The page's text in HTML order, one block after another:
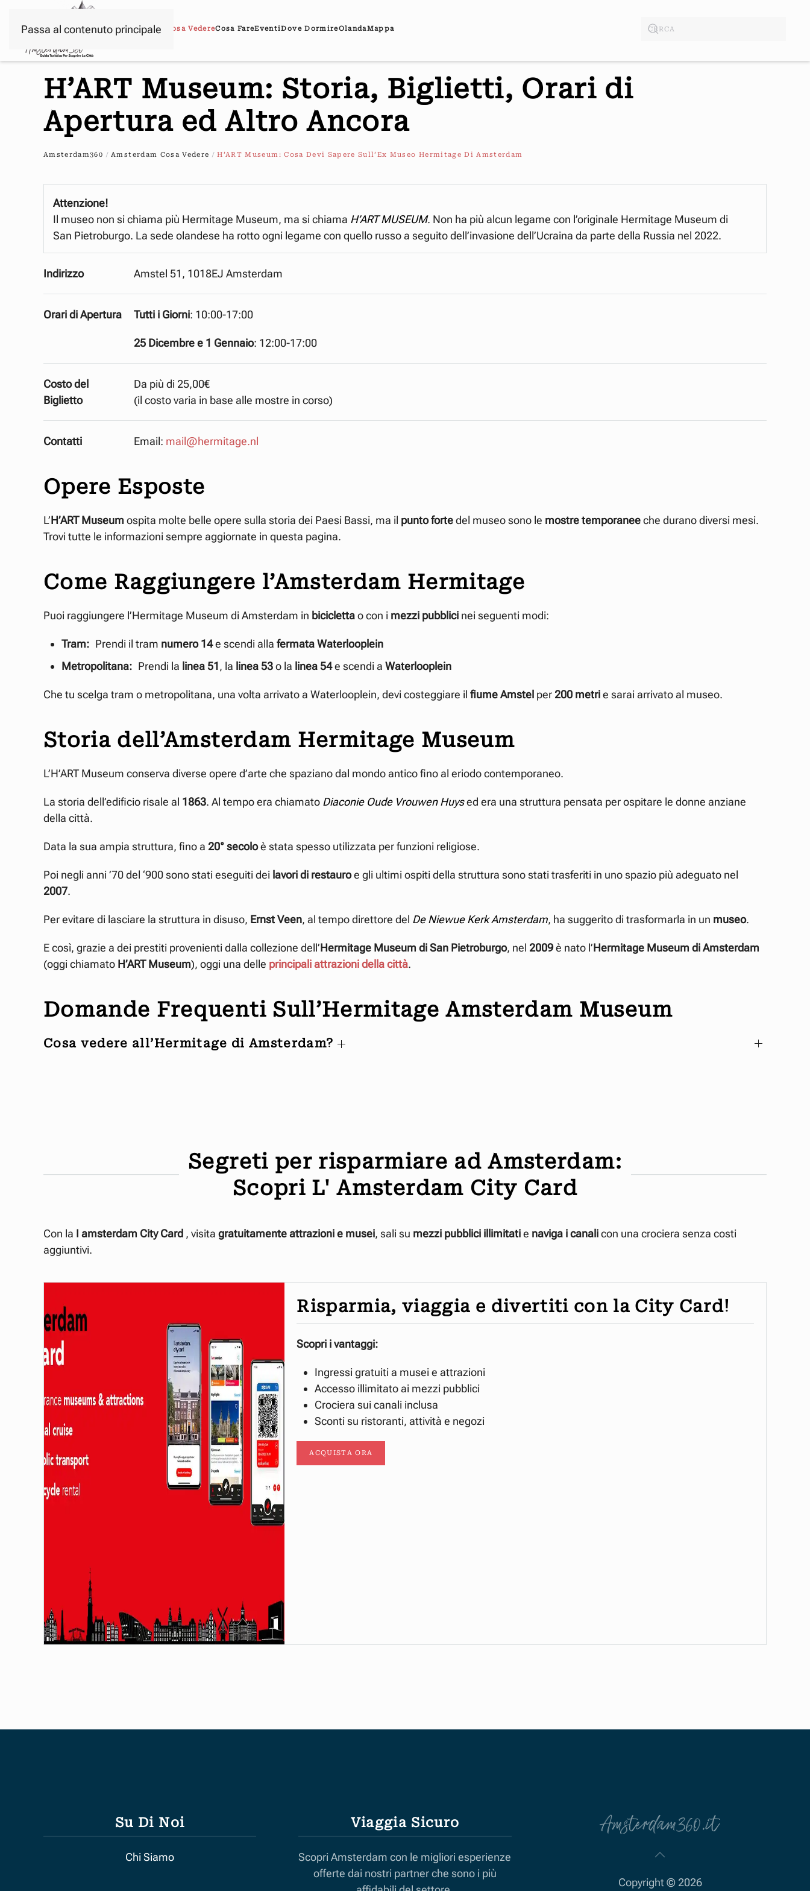
Passa al contenuto principale
HomeAmsterdam Cosa VedereCosa FareEventiDove DormireOlandaMappa
H’ART Museum: Storia, Biglietti, Orari di
Apertura ed Altro Ancora
Amsterdam360 Amsterdam Cosa Vedere H’ART Museum: Cosa Devi Sapere Sull’Ex Museo Hermitage Di Amsterdam
Attenzione!
Il museo non si chiama più Hermitage Museum, ma si chiama H’ART MUSEUM. Non ha più alcun legame con l’originale Hermitage Museum di
San Pietroburgo. La sede olandese ha rotto ogni legame con quello russo a seguito dell’invasione dell’Ucraina da parte della Russia nel 2022.
Indirizzo Amstel 51, 1018EJ Amsterdam
Orari di Apertura Tutti i Giorni: 10:00-17:00
25 Dicembre e 1 Gennaio: 12:00-17:00
Costo del
Biglietto
Da più di 25,00€
(il costo varia in base alle mostre in corso)
Contatti Email: mail@hermitage.nl
Opere Esposte
L’H’ART Museum ospita molte belle opere sulla storia dei Paesi Bassi, ma il punto fortedel museo sono le mostre temporaneeche durano diversi mesi.
Trovi tutte le informazioni sempre aggiornate in questa pagina.
Come Raggiungere l’Amsterdam Hermitage
Puoi raggiungere l’Hermitage Museum di Amsterdam in biciclettao con i mezzi pubblici nei seguenti modi:
Tram: Prendi il tram numero 14e scendi alla fermata Waterlooplein
Metropolitana: Prendi la linea 51, la linea 53o la linea 54e scendi a Waterlooplein
Che tu scelga tram o metropolitana, una volta arrivato a Waterlooplein, devi costeggiare il fiume Amstel per 200 metrie sarai arrivato al museo.
Storia dell’Amsterdam Hermitage Museum
L’H’ART Museum conserva diverse opere d’arte che spaziano dal mondo antico fino al eriodo contemporaneo.
La storia dell’edificio risale al 1863. Al tempo era chiamato Diaconie Oude Vrouwen Huysed era una struttura pensata per ospitare le donne anziane
della città.
Data la sua ampia struttura, fino a 20° secoloè stata spesso utilizzata per funzioni religiose.
Poi negli anni ’70 del ‘900 sono stati eseguiti dei lavori di restauroe gli ultimi ospiti della struttura sono stati trasferiti in uno spazio più adeguato nel
2007.
Per evitare di lasciare la struttura in disuso, Ernst Veen, al tempo direttore del De Niewue Kerk Amsterdam, ha suggerito di trasformarla in un museo.
E così, grazie a dei prestiti provenienti dalla collezione dell’Hermitage Museum di San Pietroburgo, nel 2009è nato l’Hermitage Museum di Amsterdam
(oggi chiamato H’ART Museum), oggi una delle principali attrazioni della città.
Domande Frequenti Sull’Hermitage Amsterdam Museum
Cosa vedere all’Hermitage di Amsterdam?
Segreti per risparmiare ad Amsterdam:
Scopri L' Amsterdam City Card
Con la I amsterdam City Card , visita gratuitamente attrazioni e musei, sali su mezzi pubblici illimitatie naviga i canalicon una crociera senza costi
aggiuntivi.
Risparmia, viaggia e divertiti con la City Card!
Scopri i vantaggi:
Ingressi gratuiti a musei e attrazioni
Accesso illimitato ai mezzi pubblici
Crociera sui canali inclusa
Sconti su ristoranti, attività e negozi
ACQUISTA ORA
Su Di Noi
Chi Siamo
Viaggia Sicuro
Scopri Amsterdam con le migliori esperienze
offerte dai nostri partner che sono i più
Copyright © 2026